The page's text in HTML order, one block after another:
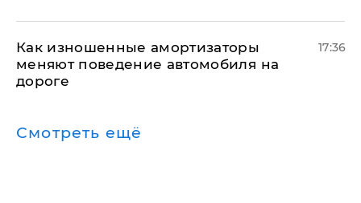
Как изношенные амортизаторы
меняют поведение автомобиля на
дороге
17:36
Смотреть ещё